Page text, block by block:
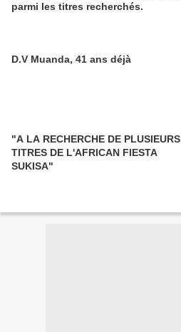
parmi les titres recherchés.
D.V Muanda, 41 ans déjà
"A LA RECHERCHE DE PLUSIEURS
TITRES DE L'AFRICAN FIESTA
SUKISA"